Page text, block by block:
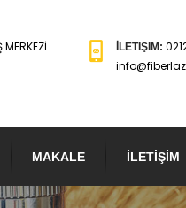
MERKEZİ
İLETIŞIM:
MAKALE İLETİŞİM